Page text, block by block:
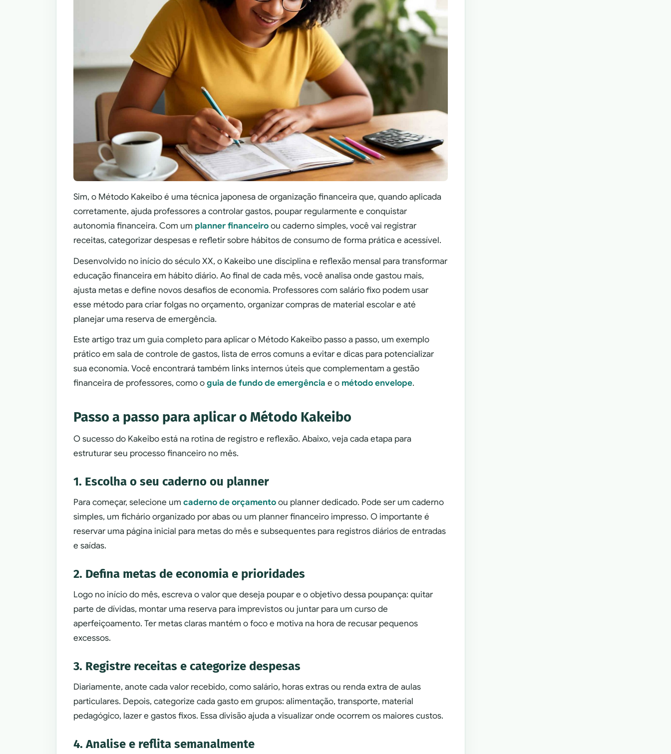
Sim, o Método Kakeibo é uma técnica japonesa de organização financeira que, quando aplicada
corretamente, ajuda professores a controlar gastos, poupar regularmente e conquistar
autonomia financeira. Com um planner financeiroou caderno simples, você vai registrar
receitas, categorizar despesas e refletir sobre hábitos de consumo de forma prática e acessível.
Desenvolvido no início do século XX, o Kakeibo une disciplina e reflexão mensal para transformar
educação financeira em hábito diário. Ao final de cada mês, você analisa onde gastou mais,
ajusta metas e define novos desafios de economia. Professores com salário fixo podem usar
esse método para criar folgas no orçamento, organizar compras de material escolar e até
planejar uma reserva de emergência.
Este artigo traz um guia completo para aplicar o Método Kakeibo passo a passo, um exemplo
prático em sala de controle de gastos, lista de erros comuns a evitar e dicas para potencializar
sua economia. Você encontrará também links internos úteis que complementam a gestão
financeira de professores, como oguia de fundo de emergência e o método envelope.
Passo a passo para aplicar o Método Kakeibo
O sucesso do Kakeibo está na rotina de registro e reflexão. Abaixo, veja cada etapa para
estruturar seu processo financeiro no mês.
1. Escolha o seu caderno ou planner
Para começar, selecione um caderno de orçamentoou planner dedicado. Pode ser um caderno
simples, um fichário organizado por abas ou um planner financeiro impresso. O importante é
reservar uma página inicial para metas do mês e subsequentes para registros diários de entradas
e saídas.
2. Defina metas de economia e prioridades
Logo no início do mês, escreva o valor que deseja poupar e o objetivo dessa poupança: quitar
parte de dívidas, montar uma reserva para imprevistos ou juntar para um curso de
aperfeiçoamento. Ter metas claras mantém o foco e motiva na hora de recusar pequenos
excessos.
3. Registre receitas e categorize despesas
Diariamente, anote cada valor recebido, como salário, horas extras ou renda extra de aulas
particulares. Depois, categorize cada gasto em grupos: alimentação, transporte, material
pedagógico, lazer e gastos fixos. Essa divisão ajuda a visualizar onde ocorrem os maiores custos.
4. Analise e reflita semanalmente